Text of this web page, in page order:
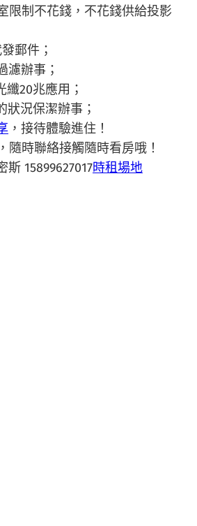
限制不花錢，不花錢供給投影
郵件；
濾辦事；
纖20兆應用；
狀況保潔辦事；
，接待體驗進住！
隨時聯絡接觸隨時看房哦！
15899627017時租場地